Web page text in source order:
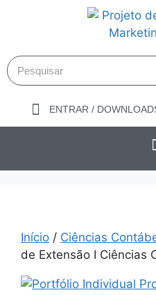
ENTRAR /
Início / Ciências
de Extensão I Ciências